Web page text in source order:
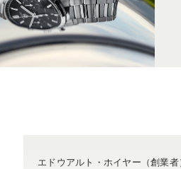
エドウアルト・ホイヤー（創業